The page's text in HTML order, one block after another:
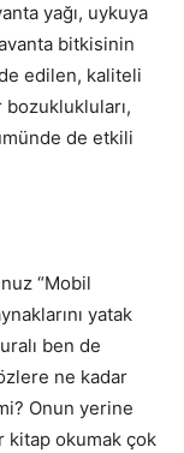
yağı, uykuya
bitkisinin
edilen, kaliteli
de etkili
“Mobil
yatak
ben de
ne kadar
Onun yerine
kitap okumak çok